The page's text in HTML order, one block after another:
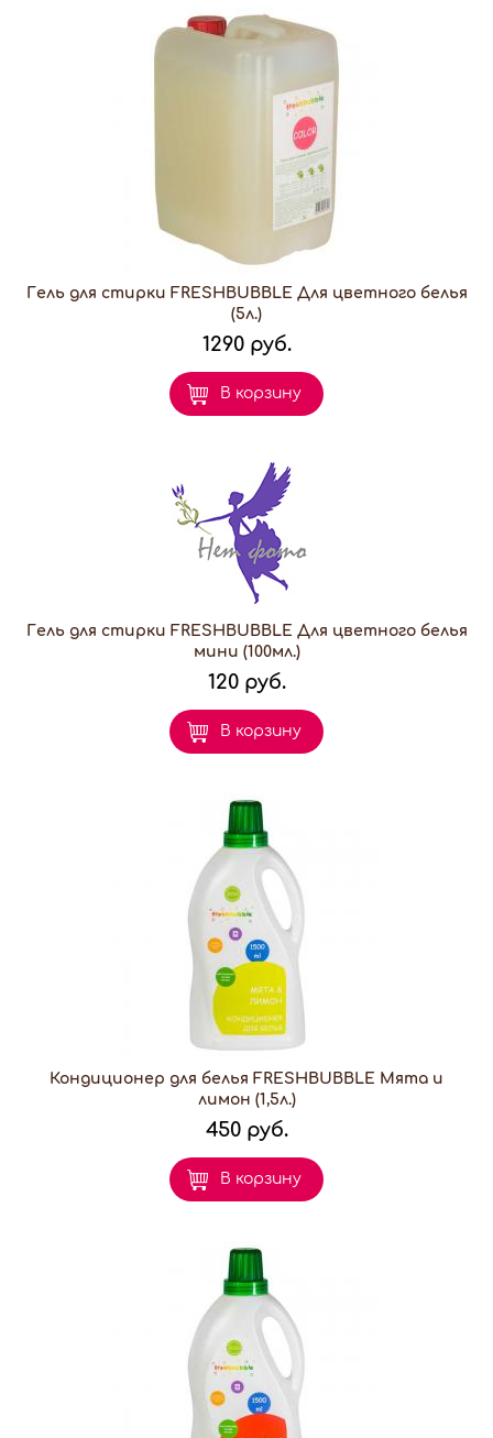
Гель для стирки FRESHBUBBLE Для цветного белья
(5л.)
1290 руб.
В корзину
Гель для стирки FRESHBUBBLE Для цветного белья
мини (100мл.)
120 руб.
В корзину
Кондиционер для белья FRESHBUBBLE Мята и
лимон (1,5л.)
450 руб.
В корзину